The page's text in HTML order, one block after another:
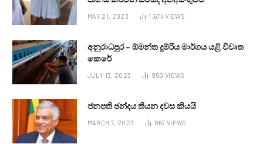
MAY 21, 2023 1,674VIEWS
අනුරාධපුර – ඕමන්ත දුම්රිය මාර්ගය යළි විවෘත
කෙරේ
JULY 13, 2023 950 VIEWS
ජනපති ඡන්දය තියන දවස කියයි
MARCH 7, 2023 867 VIEWS